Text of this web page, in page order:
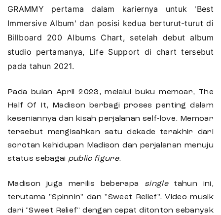
GRAMMY pertama dalam kariernya untuk 'Best
Immersive Album' dan posisi kedua berturut-turut di
Billboard 200 Albums Chart, setelah debut album
studio pertamanya, Life Support di chart tersebut
pada tahun 2021.
Pada bulan April 2023, melalui buku memoar, The
Half Of It, Madison berbagi proses penting dalam
keseniannya dan kisah perjalanan self-love. Memoar
tersebut mengisahkan satu dekade terakhir dari
sorotan kehidupan Madison dan perjalanan menuju
status sebagai public figure.
Madison juga merilis beberapa singletahun ini,
terutama "Spinnin" dan "Sweet Relief". Video musik
dari "Sweet Relief" dengan cepat ditonton sebanyak